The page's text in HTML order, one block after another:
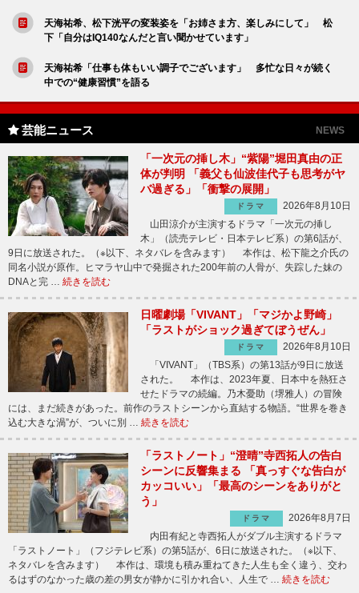
天海祐希、松下洸平の変装姿を「お姉さま方、楽しみにして」 松
下「自分はIQ140なんだと言い聞かせています」
天海祐希「仕事も体もいい調子でございます」 多忙な日々が続く
中での“健康習慣”を語る
芸能ニュース NEWS
「一次元の挿し木」“紫陽”堀田真由の正
体が判明 「義父も仙波佳代子も思考がヤ
バ過ぎる」「衝撃の展開」
ドラマ
2026年8月10日
山田涼介が主演するドラマ「一次元の挿し
木」（読売テレビ・日本テレビ系）の第6話が、
9日に放送された。（※以下、ネタバレを含みます） 本作は、松下龍之介氏の
同名小説が原作。ヒマラヤ山中で発掘された200年前の人骨が、失踪した妹の
DNAと完 … 続きを読む
日曜劇場「VIVANT」「マジかよ野崎」
「ラストがショック過ぎてぼうぜん」
ドラマ
2026年8月10日
「VIVANT」（TBS系）の第13話が9日に放送
された。 本作は、2023年夏、日本中を熱狂さ
せたドラマの続編。乃木憂助（堺雅人）の冒険
には、まだ続きがあった。前作のラストシーンから直結する物語。“世界を巻き
込む大きな渦”が、ついに別 … 続きを読む
「ラストノート」“澄晴”寺西拓人の告白
シーンに反響集まる 「真っすぐな告白が
カッコいい」「最高のシーンをありがと
う」
ドラマ
2026年8月7日
内田有紀と寺西拓人がダブル主演するドラマ
「ラストノート」（フジテレビ系）の第5話が、6日に放送された。（※以下、
ネタバレを含みます） 本作は、環境も積み重ねてきた人生も全く違う、交わ
るはずのなかった歳の差の男女が静かに引かれ合い、人生で … 続きを読む